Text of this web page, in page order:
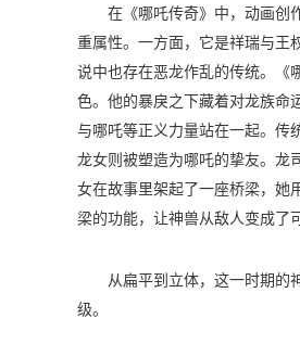
在《哪吒传奇》中，动画创
重属性。一方面，它是祥瑞与王
说中也存在恶龙作乱的传统。《
色。他的暴戾之下藏着对龙族命
与哪吒等正义力量站在一起。传
龙女则被塑造为哪吒的挚友。龙
女在故事里架起了一座桥梁，她
梁的功能，让神兽从敌人变成了
从扁平到立体，这一时期的
级。